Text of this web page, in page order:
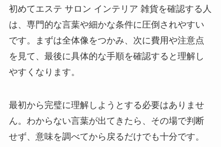
初めてエステ サロン インテリア 雑貨を確認する人
は、専門的な言葉や細かな条件に圧倒されやすい
です。まずは全体像をつかみ、次に費用や注意点
を見て、最後に具体的な手順を確認すると理解し
やすくなります。
最初から完璧に理解しようとする必要はありませ
ん。わからない言葉が出てきたら、その場で判断
せず、意味を調べてから戻るだけでも十分です。